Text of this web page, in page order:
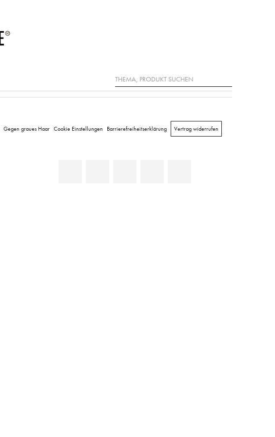
Suche
Gegen graues Haar Cookie Einstellungen Barrierefreiheitserklärung Vertrag widerrufen